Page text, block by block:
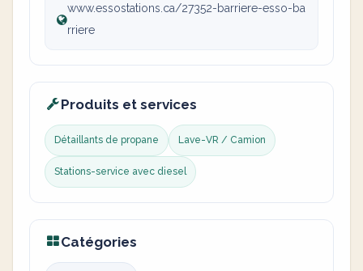
www.essostations.ca/27352-barriere-esso-ba
rriere
Produits et services
Détaillants de propane Lave-VR / Camion
Stations-service avec diesel
Catégories